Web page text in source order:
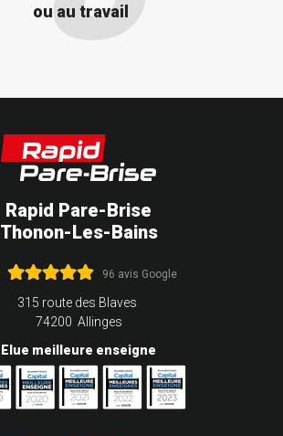
ou au travail
Rapid Pare-Brise
Thonon-Les-Bains
96 avis Google
315 route des Blaves
74200 Allinges
Elue meilleure enseigne